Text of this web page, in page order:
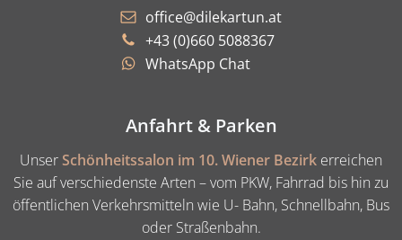
office@dilekartun.at
+43 (0)660 5088367
WhatsApp Chat
Anfahrt & Parken
UnserSchönheitssalon im 10. Wiener Bezirk erreichen
Sie auf verschiedenste Arten – vom PKW, Fahrrad bis hin zu
öffentlichen Verkehrsmitteln wie U- Bahn, Schnellbahn, Bus
oder Straßenbahn.